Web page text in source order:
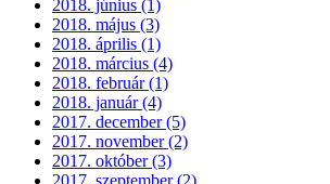
2018. június (1)
2018. május (3)
2018. április (1)
2018. március (4)
2018. február (1)
2018. január (4)
2017. december (5)
2017. november (2)
2017. október (3)